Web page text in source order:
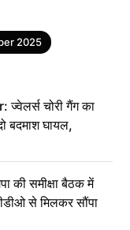
2025
चोरी गैंग का
बदमाश घायल,
की समीक्षा बैठक में
से मिलकर सौंपा